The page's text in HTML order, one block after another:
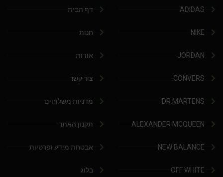
ADIDAS
NIKE
JORDAN
CONVERS
DR.MARTENS
ALEXANDER MCQUEEN
NEW BALANCE
OFF WHITE
דף הבית
חנות
אודות
צור קשר
מדניות משלוחים
תקנון האתר
אבטחת מידע ופרטיות
בלוג